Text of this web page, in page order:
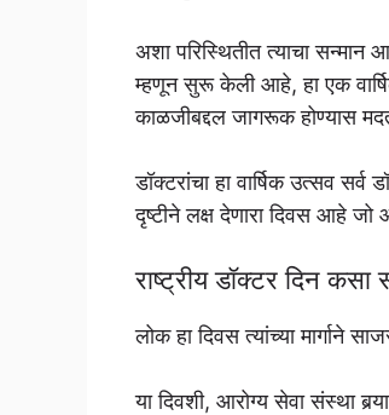
अशा परिस्थितीत त्याचा सन्मान
म्हणून सुरू केली आहे, हा एक
काळजीबद्दल जागरूक होण्यास
डॉक्टरांचा हा वार्षिक उत्सव
दृष्टीने लक्ष देणारा दिवस आहे जो
राष्ट्रीय डॉक्टर दिन कसा
लोक हा दिवस त्यांच्या मार्गाने
या दिवशी, आरोग्य सेवा संस्था